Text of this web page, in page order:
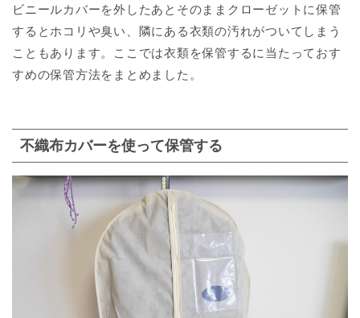
ビニールカバーを外したあとそのままクローゼットに保管
するとホコリや臭い、隣にある衣類の汚れがついてしまう
こともあります。ここでは衣類を保管するに当たっておす
すめの保管方法をまとめました。
不織布カバーを使って保管する